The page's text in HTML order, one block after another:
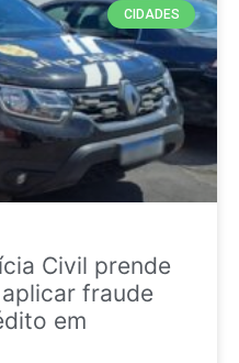
CIDADES
Civil prende
fraude
em